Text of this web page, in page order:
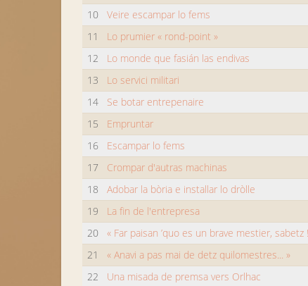
10
Veire escampar lo fems
11
Lo prumier « rond-point »
12
Lo monde que fasián las endivas
13
Lo servici militari
14
Se botar entrepenaire
15
Empruntar
16
Escampar lo fems
17
Crompar d'autras machinas
18
Adobar la bòria e installar lo dròlle
19
La fin de l'entrepresa
20
« Far paisan ’quo es un brave mestier, sabetz
21
« Anavi a pas mai de detz quilomestres... »
22
Una misada de premsa vers Orlhac